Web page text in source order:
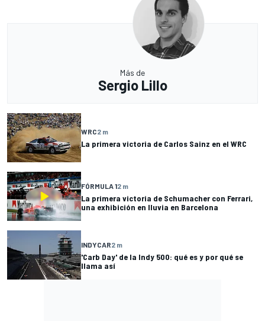
Más de
Sergio Lillo
WRC2 m
La primera victoria de Carlos Sainz en el WRC
FÓRMULA 12 m
La primera victoria de Schumacher con Ferrari,
una exhibición en lluvia en Barcelona
INDYCAR2 m
'Carb Day' de la Indy 500: qué es y por qué se
llama así